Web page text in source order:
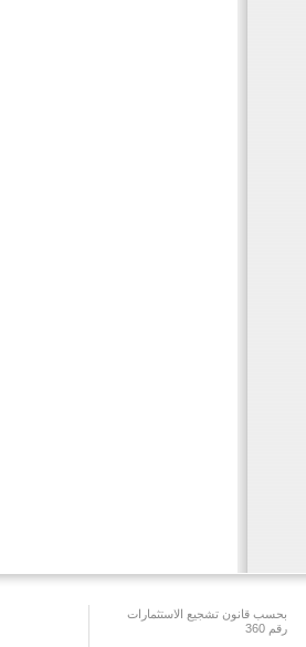
بحسب قانون تشجيع الاستثمارات
رقم 360